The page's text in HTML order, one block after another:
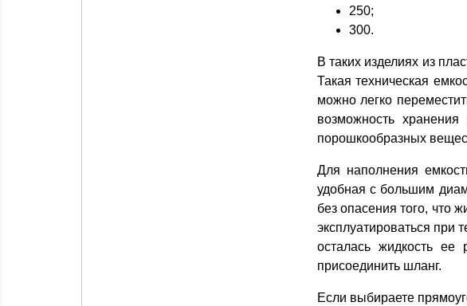
250;
300.
В таких изделиях из
Такая техническая
можно легко
возможность
порошкообразных
Для наполнения
удобная с большим
без опасения того, что
эксплуатироваться при
осталась жидкость ее
присоединить шланг.
Если выбираете